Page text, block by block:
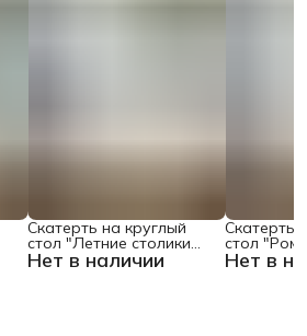
Нет в наличии
Скатерть на круглый
стол "Летние столики
кафе", 150х150 Нет в
Скатерть
стол
поляне",